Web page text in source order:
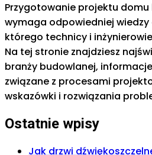
Przygotowanie projektu
wymaga odpowiedniej
którego technicy i
Na tej stronie znajdziesz
branży budowlanej,
związane z procesami
wskazówki i rozwiązania
Ostatnie wpisy
Jak drzwi